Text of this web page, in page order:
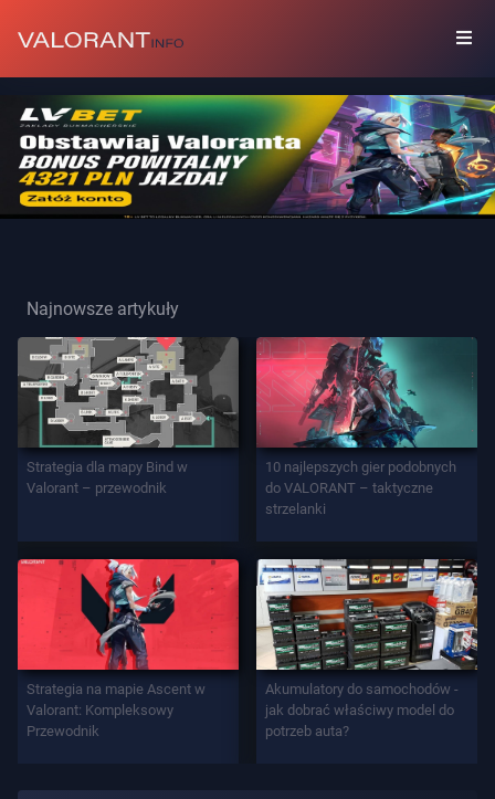
KOLEKCJA
Zestawy
Graffiti
Gracza
Agenci
Najnowsze artykuły
Strategia dla mapy Bind w
Valorant – przewodnik
10 najlepszych gier podobnych
do VALORANT – taktyczne
strzelanki
Strategia na mapie Ascent w
Valorant: Kompleksowy
Przewodnik
Akumulatory do samochodów -
jak dobrać właściwy model do
potrzeb auta?